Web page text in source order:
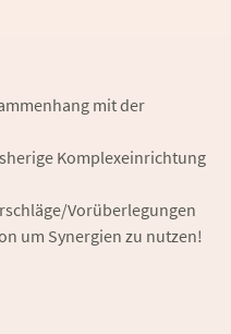
mit der
Komplexeinrichtung
Vorüberlegungen
um Synergien zu nutzen!